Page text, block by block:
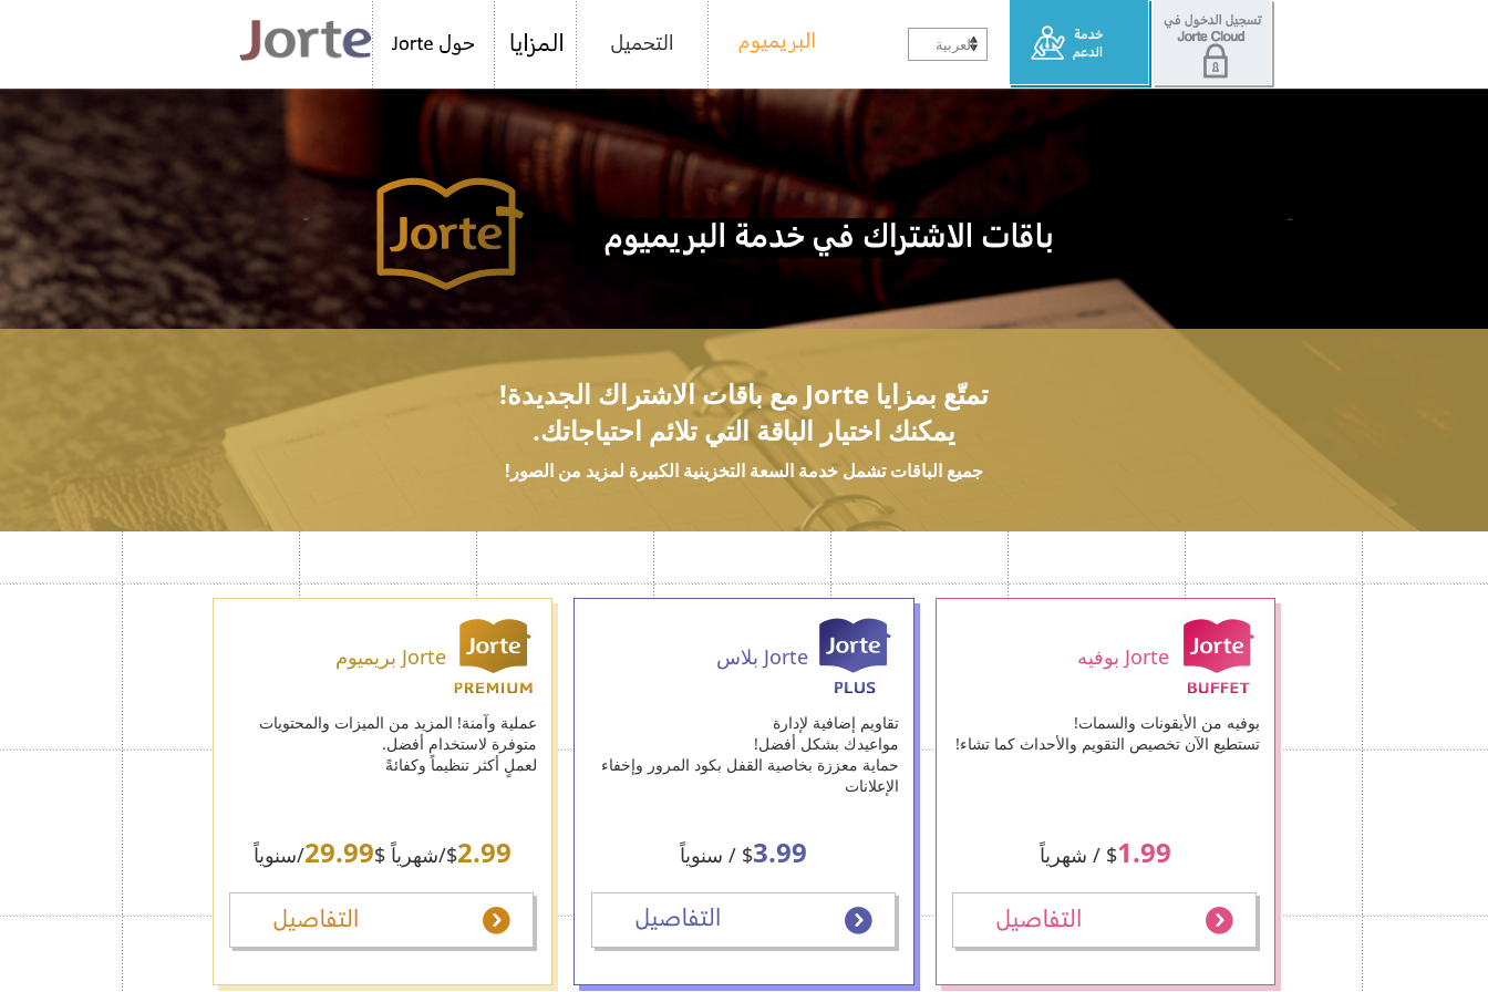
العربية
تمتّع بمزايا Jorte مع باقات الاشتراك الجديدة!
يمكنك اختيار الباقة التي تلائم احتياجاتك.
جميع الباقات تشمل خدمة السعة التخزينية الكبيرة لمزيد من الصور!
Jorte بريميوم
عملية وآمنة! المزيد من الميزات والمحتويات
متوفرة لاستخدام أفضل.
لعملٍ أكثر تنظيماً وكفائةً
$2.99 /شهرياً $29.99/سنوياً
Jorte بلاس
تقاويم إضافية لإدارة
مواعيدك بشكل أفضل!
حماية معززة بخاصية القفل بكود المرور وإخفاء
الإعلانات
$3.99 / سنوياً
Jorte بوفيه
بوفيه من الأيقونات والسمات!
تستطيع الآن تخصيص التقويم والأحداث كما تشاء!
$1.99 / شهرياً